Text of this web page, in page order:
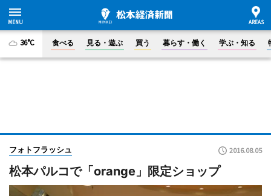
36°C 食べる 見る・遊ぶ 買う 暮らす・働く 学ぶ・知る
フォトフラッシュ 2016.08.05
松本パルコで「orange」限定ショップ